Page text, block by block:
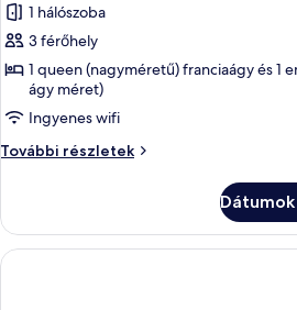
1 hálószoba
3 férőhely
1 queen (nagyméretű) franciaágy és 1
ágy méret)
Ingyenes wifi
További részletek
Prémium
részletei